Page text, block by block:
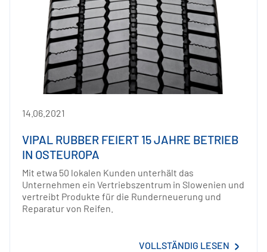
14.06.2021
VIPAL RUBBER FEIERT 15 JAHRE BETRIEB
IN OSTEUROPA
Mit etwa 50 lokalen Kunden unterhält das
Unternehmen ein Vertriebszentrum in Slowenien und
vertreibt Produkte für die Runderneuerung und
Reparatur von Reifen.
VOLLSTÄNDIG LESEN